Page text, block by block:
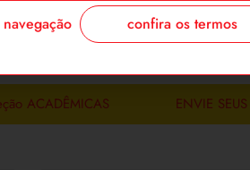
login/cadastre-se
ACADÊMICAS ENVIE
confira os termos